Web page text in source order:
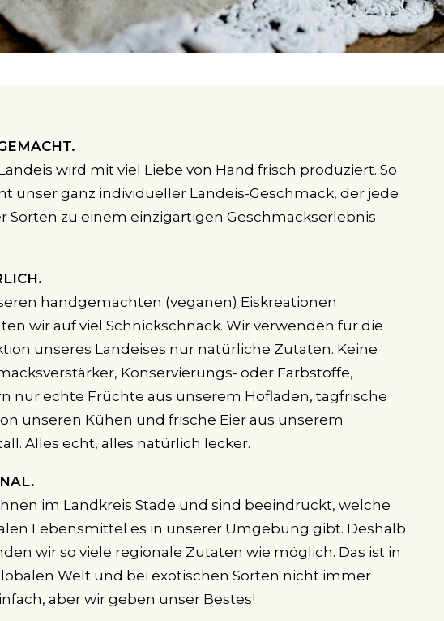
wird mit viel Liebe von Hand frisch produziert. So
unser ganz individueller Landeis-Geschmack, der jede
Sorten zu einem einzigartigen Geschmackserlebnis
handgemachten (veganen) Eiskreationen
wir auf viel Schnickschnack. Wir verwenden für die
unseres Landeises nur natürliche Zutaten. Keine
Konservierungs- oder Farbstoffe,
nur echte Früchte aus unserem Hofladen, tagfrische
unseren Kühen und frische Eier aus unserem
Alles echt, alles natürlich lecker.
im Landkreis Stade und sind beeindruckt, welche
Lebensmittel es in unserer Umgebung gibt. Deshalb
wir so viele regionale Zutaten wie möglich. Das ist in
Welt und bei exotischen Sorten nicht immer
aber wir geben unser Bestes!